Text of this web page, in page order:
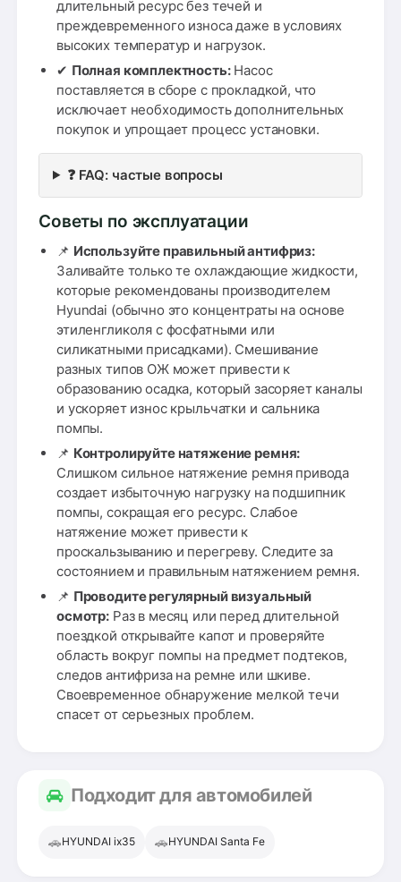
длительный ресурс без течей и
преждевременного износа даже в условиях
высоких температур и нагрузок.
✔ Полная комплектность:Насос
поставляется в сборе с прокладкой, что
исключает необходимость дополнительных
покупок и упрощает процесс установки.
❓ FAQ: частые вопросы
Советы по эксплуатации
📌 Используйте правильный антифриз:
Заливайте только те охлаждающие жидкости,
которые рекомендованы производителем
Hyundai (обычно это концентраты на основе
этиленгликоля с фосфатными или
силикатными присадками). Смешивание
разных типов ОЖ может привести к
образованию осадка, который засоряет каналы
и ускоряет износ крыльчатки и сальника
помпы.
📌 Контролируйте натяжение ремня:
Слишком сильное натяжение ремня привода
создает избыточную нагрузку на подшипник
помпы, сокращая его ресурс. Слабое
натяжение может привести к
проскальзыванию и перегреву. Следите за
состоянием и правильным натяжением ремня.
📌 Проводите регулярный визуальный
осмотр:Раз в месяц или перед длительной
поездкой открывайте капот и проверяйте
область вокруг помпы на предмет подтеков,
следов антифриза на ремне или шкиве.
Своевременное обнаружение мелкой течи
спасет от серьезных проблем.
Подходит для автомобилей
🚗HYUNDAI ix35 🚗HYUNDAI Santa Fe